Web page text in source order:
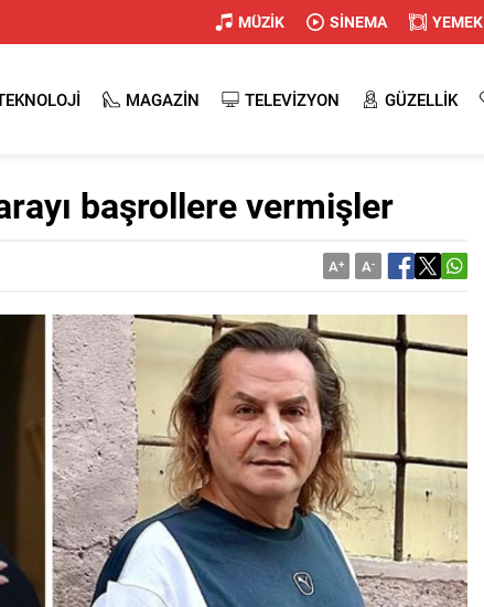
MÜZİK SİNEMA YEMEK
MAGAZİN TELEVİZYON GÜZELLİK
başrollere vermişler
A+ A-